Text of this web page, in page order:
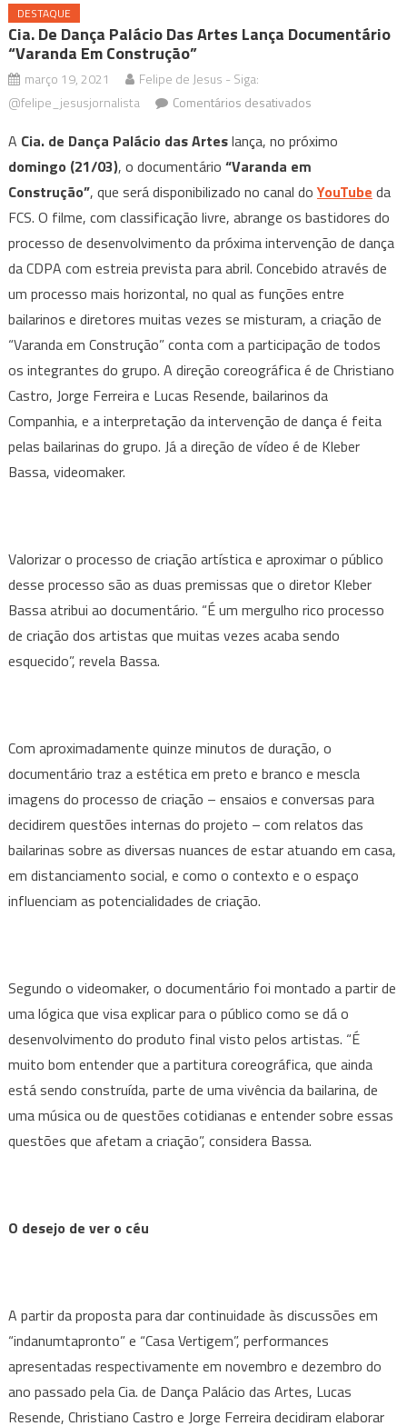
DESTAQUE
Cia. De Dança Palácio Das Artes Lança Documentário
“Varanda Em Construção”
março 19, 2021
Felipe de Jesus - Siga:
@felipe_jesusjornalista
Comentários desativadosem
de
Dança
Palácio
das
Artes
lança
em
Construção”
A Cia. de Dança Palácio das Arteslança, no próximo
domingo (21/03), o documentário “Varanda em
Construção”, que será disponibilizado no canal doYouTube da
FCS. O filme, com classificação livre, abrange os bastidores do
processo de desenvolvimento da próxima intervenção de dança
da CDPA com estreia prevista para abril. Concebido através de
um processo mais horizontal, no qual as funções entre
bailarinos e diretores muitas vezes se misturam, a criação de
“Varanda em Construção” conta com a participação de todos
os integrantes do grupo. A direção coreográfica é de Christiano
Castro, Jorge Ferreira e Lucas Resende, bailarinos da
Companhia, e a interpretação da intervenção de dança é feita
pelas bailarinas do grupo. Já a direção de vídeo é de Kleber
Bassa, videomaker.
Valorizar o processo de criação artística e aproximar o público
desse processo são as duas premissas que o diretor Kleber
Bassa atribui ao documentário. “É um mergulho rico processo
de criação dos artistas que muitas vezes acaba sendo
esquecido”, revela Bassa.
Com aproximadamente quinze minutos de duração, o
documentário traz a estética em preto e branco e mescla
imagens do processo de criação – ensaios e conversas para
decidirem questões internas do projeto – com relatos das
bailarinas sobre as diversas nuances de estar atuando em casa,
em distanciamento social, e como o contexto e o espaço
influenciam as potencialidades de criação.
Segundo o videomaker, o documentário foi montado a partir de
uma lógica que visa explicar para o público como se dá o
desenvolvimento do produto final visto pelos artistas. “É
muito bom entender que a partitura coreográfica, que ainda
está sendo construída, parte de uma vivência da bailarina, de
uma música ou de questões cotidianas e entender sobre essas
questões que afetam a criação”, considera Bassa.
O desejo de ver o céu
A partir da proposta para dar continuidade às discussões em
“indanumtapronto” e “Casa Vertigem”, performances
apresentadas respectivamente em novembro e dezembro do
ano passado pela Cia. de Dança Palácio das Artes, Lucas
Resende, Christiano Castro e Jorge Ferreira decidiram elaborar